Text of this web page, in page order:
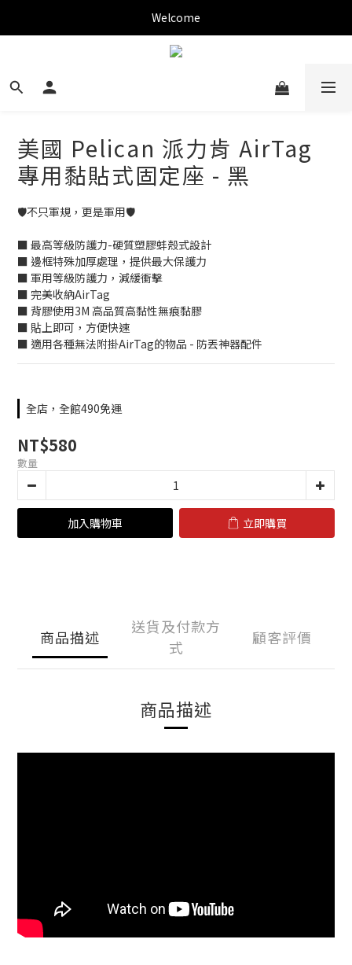
✨新加入會員可現折$150購物金✨
Welcome
✨新加入會員可現折$150購物金✨
美國 Pelican 派力肯 AirTag
專用黏貼式固定座 - 黑
🛡️不只軍規，更是軍用🛡️
■ 最高等級防護力-硬質塑膠蚌殼式設計
■ 邊框特殊加厚處理，提供最大保護力
■ 軍用等級防護力，減緩衝擊
■ 完美收納AirTag
■ 背膠使用3M 高品質高黏性無痕黏膠
■ 貼上即可，方便快速
■ 適用各種無法附掛AirTag的物品 - 防丟神器配件
全店，全館490免運
NT$580
數量
加入購物車 立即購買
商品描述
送貨及付款方
式
顧客評價
商品描述